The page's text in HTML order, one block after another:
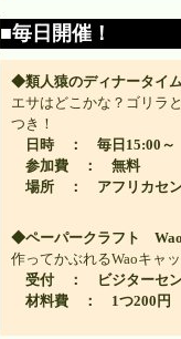
■毎日開催！
◆類人猿のディナータイ
エサはどこかな？ゴリラ
つき！
日時 ： 毎日15:00
参加費 ： 無料
場所 ： アフリカセ
◆ペーパークラフト
作ってかぶれるWaoキャ
受付 ： ビジターセ
材料費 ： 1つ200円